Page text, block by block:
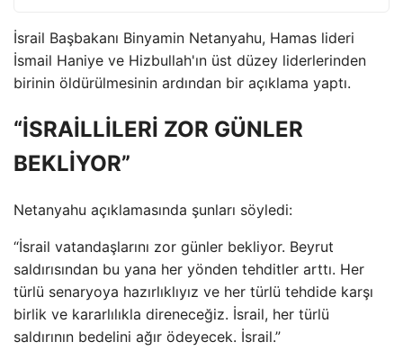
İsrail Başbakanı Binyamin Netanyahu, Hamas lideri
İsmail Haniye ve Hizbullah'ın üst düzey liderlerinden
birinin öldürülmesinin ardından bir açıklama yaptı.
“İSRAİLLİLERİ ZOR GÜNLER
BEKLİYOR”
Netanyahu açıklamasında şunları söyledi:
“İsrail vatandaşlarını zor günler bekliyor. Beyrut
saldırısından bu yana her yönden tehditler arttı. Her
türlü senaryoya hazırlıklıyız ve her türlü tehdide karşı
birlik ve kararlılıkla direneceğiz. İsrail, her türlü
saldırının bedelini ağır ödeyecek. İsrail.”